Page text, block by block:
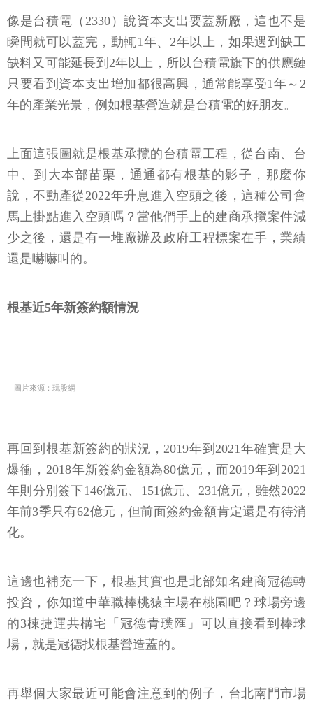
像是台積電（2330）說資本支出要蓋新廠，這也不是
瞬間就可以蓋完，動輒1年、2年以上，如果遇到缺工
缺料又可能延長到2年以上，所以台積電旗下的供應鏈
只要看到資本支出增加都很高興，通常能享受1年～2
年的產業光景，例如根基營造就是台積電的好朋友。
上面這張圖就是根基承攬的台積電工程，從台南、台
中、到大本部苗栗，通通都有根基的影子，那麼你
說，不動產從2022年升息進入空頭之後，這種公司會
馬上掛點進入空頭嗎？當他們手上的建商承攬案件減
少之後，還是有一堆廠辦及政府工程標案在手，業績
還是嚇嚇叫的。
根基近5年新簽約額情況
圖片來源：玩股網
再回到根基新簽約的狀況，2019年到2021年確實是大
爆衝，2018年新簽約金額為80億元，而2019年到2021
年則分別簽下146億元、151億元、231億元，雖然2022
年前3季只有62億元，但前面簽約金額肯定還是有待消
化。
這邊也補充一下，根基其實也是北部知名建商冠德轉
投資，你知道中華職棒桃猿主場在桃園吧？球場旁邊
的3棟捷運共構宅「冠德青璞匯」可以直接看到棒球
場，就是冠德找根基營造蓋的。
再舉個大家最近可能會注意到的例子，台北南門市場